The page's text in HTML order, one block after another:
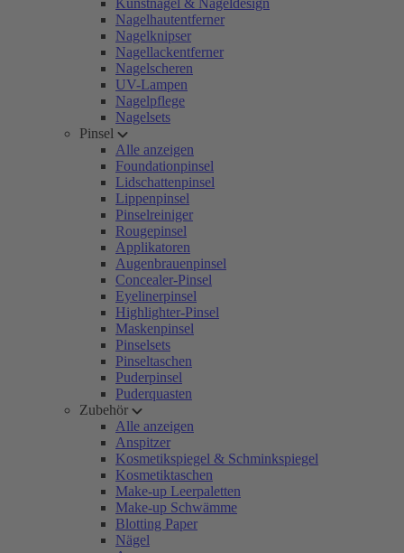
Kunstnägel & Nageldesign
Nagelhautentferner
Nagelknipser
Nagellackentferner
Nagelscheren
UV-Lampen
Nagelpflege
Nagelsets
Pinsel
Alle anzeigen
Foundationpinsel
Lidschattenpinsel
Lippenpinsel
Pinselreiniger
Rougepinsel
Applikatoren
Augenbrauenpinsel
Concealer-Pinsel
Eyelinerpinsel
Highlighter-Pinsel
Maskenpinsel
Pinselsets
Pinseltaschen
Puderpinsel
Puderquasten
Zubehör
Alle anzeigen
Anspitzer
Kosmetikspiegel & Schminkspiegel
Kosmetiktaschen
Make-up Leerpaletten
Make-up Schwämme
Blotting Paper
Nägel